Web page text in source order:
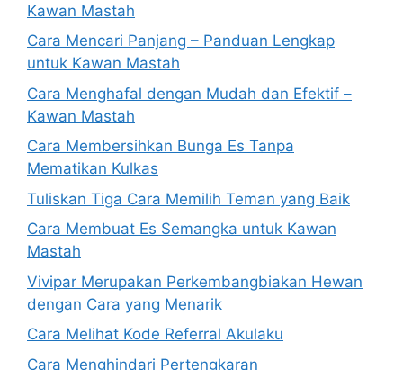
Kawan Mastah
Cara Mencari Panjang – Panduan Lengkap
untuk Kawan Mastah
Cara Menghafal dengan Mudah dan Efektif –
Kawan Mastah
Cara Membersihkan Bunga Es Tanpa
Mematikan Kulkas
Tuliskan Tiga Cara Memilih Teman yang Baik
Cara Membuat Es Semangka untuk Kawan
Mastah
Vivipar Merupakan Perkembangbiakan Hewan
dengan Cara yang Menarik
Cara Melihat Kode Referral Akulaku
Cara Menghindari Pertengkaran